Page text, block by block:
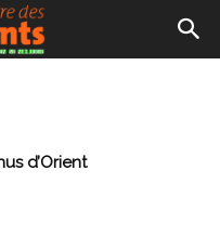
d’Orient